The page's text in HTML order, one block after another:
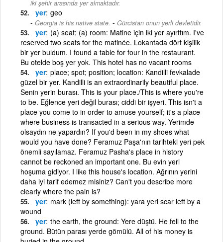
iki şehir arasında yer almaktadır.
yer geo
Georgia is his native state. - Gürcistan onun yerli devletidir.
yer (a) seat; (a) room: Matine için iki yer ayırttım. I've
reserved two seats for the matinée. Lokantada dört kişilik
bir yer buldum. I found a table for four in the restaurant.
Bu otelde boş yer yok. This hotel has no vacant rooms
yer place; spot; position; location: Kandilli fevkalade
güzel bir yer. Kandilli is an extraordinarily beautiful place.
Senin yerin burası. This is your place./This is where you're
to be. Eğlence yeri değil burası; ciddi bir işyeri. This isn't a
place you come to in order to amuse yourself; it's a place
where business is transacted in a serious way. Yerimde
olsaydın ne yapardın? If you'd been in my shoes what
would you have done? Feramuz Paşa'nın tarihteki yeri pek
önemli sayılamaz. Feramuz Pasha's place in history
cannot be reckoned an important one. Bu evin yeri
hoşuma gidiyor. I like this house's location. Ağrının yerini
daha iyi tarif edemez misiniz? Can't you describe more
clearly where the pain is?
yer mark (left by something): yara yeri scar left by a
wound
yer the earth, the ground: Yere düştü. He fell to the
ground. Bütün parası yerde gömülü. All of his money is